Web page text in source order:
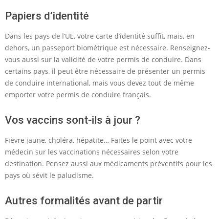
Papiers d’identité
Dans les pays de l’UE, votre carte d’identité suffit, mais, en
dehors, un passeport biométrique est nécessaire. Renseignez-
vous aussi sur la validité de votre permis de conduire. Dans
certains pays, il peut être nécessaire de présenter un permis
de conduire international, mais vous devez tout de même
emporter votre permis de conduire français.
Vos vaccins sont-ils à jour ?
Fièvre jaune, choléra, hépatite… Faites le point avec votre
médecin sur les vaccinations nécessaires selon votre
destination. Pensez aussi aux médicaments préventifs pour les
pays où sévit le paludisme.
Autres formalités avant de partir